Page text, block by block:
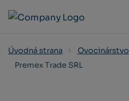
Úvodná strana Ovocinárstvo
Premex Trade SRL